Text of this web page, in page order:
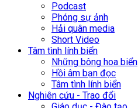
Podcast
Phóng sự ảnh
Hải quân media
Short Video
Tâm tình lính biển
Những bông hoa biển
Hồi âm bạn đọc
Tâm tình lính biển
Nghiên cứu - Trao đổi